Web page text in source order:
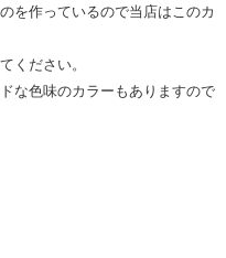
を作っているので当店はこのカ
ください。
な色味のカラーもありますので